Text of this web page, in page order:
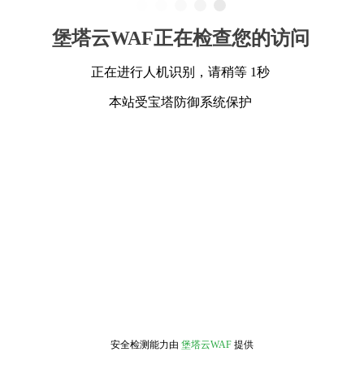
堡塔云WAF正在检查您的访问
正在进行人机识别，请稍等 1秒
本站受宝塔防御系统保护
安全检测能力由 堡塔云WAF 提供